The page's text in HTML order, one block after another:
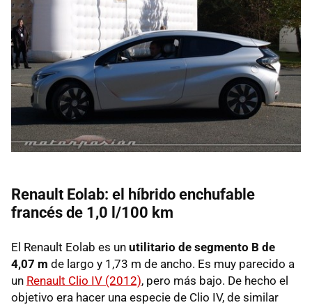
Renault Eolab: el híbrido enchufable
francés de 1,0 l/100 km
El Renault Eolab es un utilitario de segmento B de
4,07 m de largo y 1,73 m de ancho. Es muy parecido a
un Renault Clio IV (2012), pero más bajo. De hecho el
objetivo era hacer una especie de Clio IV, de similar